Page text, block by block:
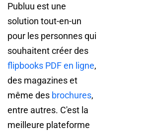
Publuu est une
solution tout-en-un
pour les personnes qui
souhaitent créer des
flipbooks PDF en ligne,
des magazines et
même des brochures,
entre autres. C'est la
meilleure plateforme